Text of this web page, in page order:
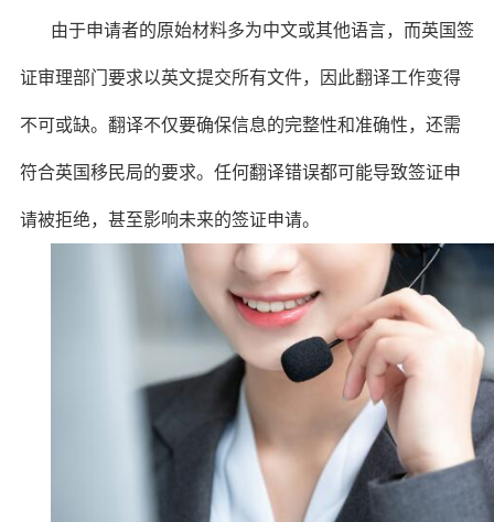
由于申请者的原始材料多为中文或其他语言，而英国签
证审理部门要求以英文提交所有文件，因此翻译工作变得
不可或缺。翻译不仅要确保信息的完整性和准确性，还需
符合英国移民局的要求。任何翻译错误都可能导致签证申
请被拒绝，甚至影响未来的签证申请。